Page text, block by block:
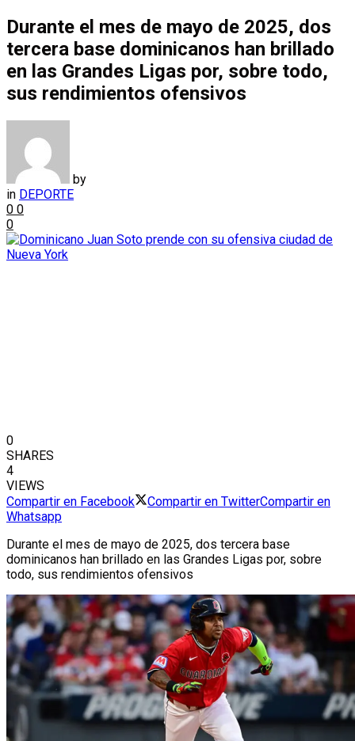
Durante el mes de mayo de 2025, dos
tercera base dominicanos han brillado
en las Grandes Ligas por, sobre todo,
sus rendimientos ofensivos
by
in DEPORTE
0 0
0
0
SHARES
4
VIEWS
Compartir en Facebook
Compartir en TwitterCompartir en
Whatsapp
Durante el mes de mayo de 2025, dos tercera base
dominicanos han brillado en las Grandes Ligas por, sobre
todo, sus rendimientos ofensivos